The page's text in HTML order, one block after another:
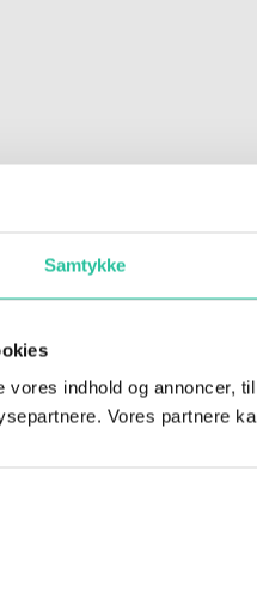
Samtykke
indhold og annoncer,
Vores partnere